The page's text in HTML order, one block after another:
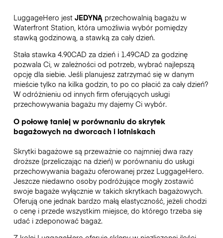
LuggageHero jest JEDYNĄprzechowalnią bagażu w
Waterfront Station, która umożliwia wybór pomiędzy
stawką godzinową, a stawką za cały dzień.
Stała stawka 4.90CAD za dzień i 1.49CAD za godzinę
pozwala Ci, w zależności od potrzeb, wybrać najlepszą
opcję dla siebie. Jeśli planujesz zatrzymać się w danym
mieście tylko na kilka godzin, to po co płacić za cały dzień?
W odróżnieniu od innych firm oferujących usługi
przechowywania bagażu my dajemy Ci wybór.
O połowę taniej w porównaniu do skrytek
bagażowych na dworcach i lotniskach
Skrytki bagażowe są przeważnie co najmniej dwa razy
droższe (przeliczając na dzień) w porównaniu do usługi
przechowywania bagażu oferowanej przez LuggageHero.
Jeszcze niedawno osoby podróżujące mogły zostawić
swoje bagaże wyłącznie w takich skrytkach bagażowych.
Oferują one jednak bardzo małą elastyczność, jeżeli chodzi
o cenę i przede wszystkim miejsce, do którego trzeba się
udać i zdeponować bagaż.